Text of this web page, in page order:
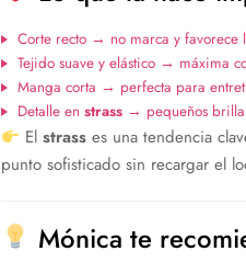
Corte recto → no marca y favorece
Tejido suave y elástico → máxima
Manga corta → perfecta para
Detalle en strass→ pequeños
El strasses una tendencia
punto sofisticado sin recargar el
Mónica te